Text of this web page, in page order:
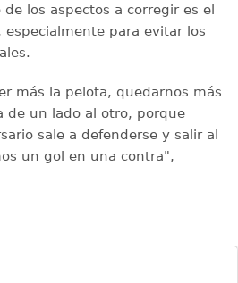
los aspectos a corregir es el
especialmente para evitar los
más la pelota, quedarnos más
de un lado al otro, porque
sale a defenderse y salir al
un gol en una contra",